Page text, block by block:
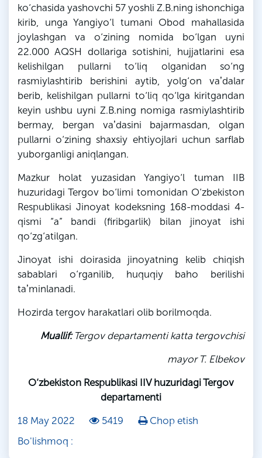
ko‘chasida yashovchi 57 yoshli Z.B.ning ishonchiga
kirib, unga Yangiyo‘l tumani Obod mahallasida
joylashgan va o‘zining nomida bo‘lgan uyni
22.000 AQSH dollariga sotishini, hujjatlarini esa
kelishilgan pullarni to‘liq olganidan so‘ng
rasmiylashtirib berishini aytib, yolg‘on vaʼdalar
berib, kelishilgan pullarni to‘liq qo‘lga kiritgandan
keyin ushbu uyni Z.B.ning nomiga rasmiylashtirib
bermay, bergan vaʼdasini bajarmasdan, olgan
pullarni o‘zining shaxsiy ehtiyojlari uchun sarflab
yuborganligi aniqlangan.
Mazkur holat yuzasidan Yangiyo‘l tuman IIB
huzuridagi Tergov bo‘limi tomonidan O‘zbekiston
Respublikasi Jinoyat kodeksning 168-moddasi 4-
qismi “a” bandi (firibgarlik) bilan jinoyat ishi
qo‘zg‘atilgan.
Jinoyat ishi doirasida jinoyatning kelib chiqish
sabablari o‘rganilib, huquqiy baho berilishi
taʼminlanadi.
Hozirda tergov harakatlari olib borilmoqda.
Muallif:Tergov departamenti katta tergovchisi
mayor T. Elbekov
O‘zbekiston Respublikasi IIV huzuridagi Tergov
departamenti
18 May 2022
5419
Chop etish
Bo'lishmoq :